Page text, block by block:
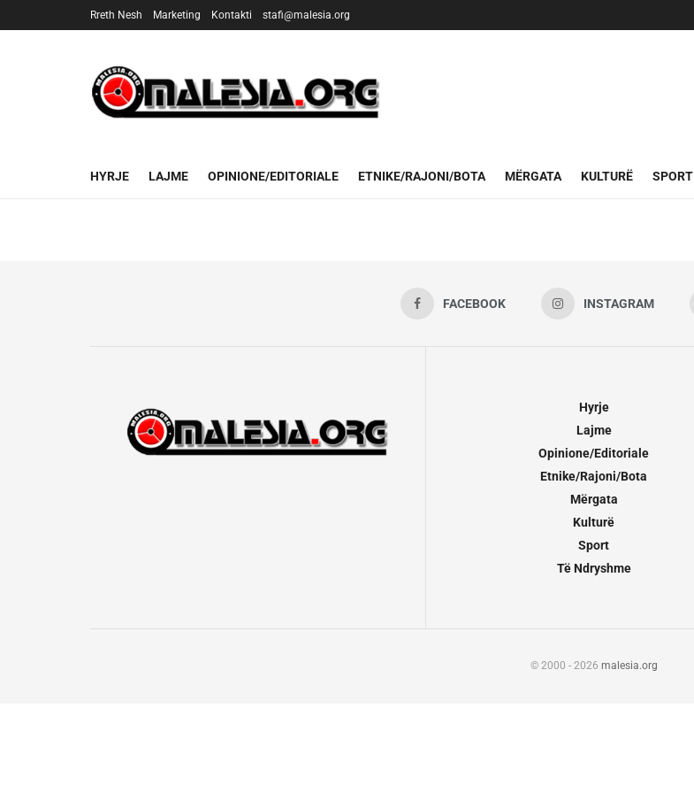
Rreth Nesh Marketing Kontakti stafi@malesia.org
MALESIA.ORG - Tuz, Malësi
HYRJE LAJME OPINIONE/EDITORIALE ETNIKE/RAJONI/BOTA MËRGATA KULTURË SPORT
FACEBOOK INSTAGRAM
Hyrje
Lajme
Opinione/Editoriale
Etnike/Rajoni/Bota
Mërgata
Kulturë
Sport
Të Ndryshme
© 2000 - 2026 malesia.org